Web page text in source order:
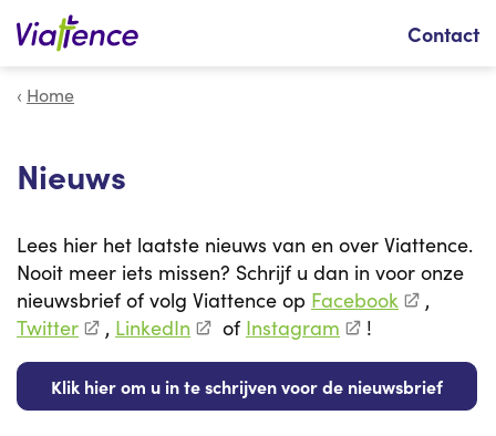
Contact
Zoeken
Home
Nieuws
Lees hier het laatste nieuws van en over Viattence.
Nooit meer iets missen? Schrijf u dan in voor onze
nieuwsbrief of volg Viattence op Facebook
,
Twitter
, LinkedIn of Instagram !
Klik hier om u in te schrijven voor de nieuwsbrief